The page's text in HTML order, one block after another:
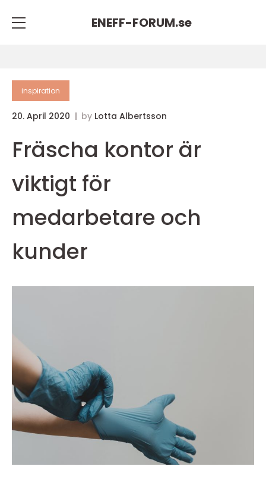
ENEFF-FORUM.se
inspiration
20. April 2020 by Lotta Albertsson
Fräscha kontor är
viktigt för
medarbetare och
kunder